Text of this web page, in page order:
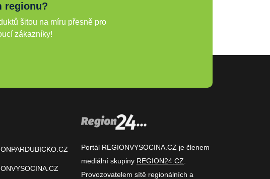
regionu?
šitou na míru přesně pro
zákazníky!
Portál REGIONVYSOCINA.CZ je členem
mediální skupiny REGION24.CZ
Provozovatelem sítě regionálních a